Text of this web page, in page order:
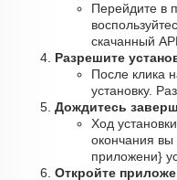
Перейдите в
скачанный
Разрешите
После клика
установку.
Дождитесь
Ход
окончания вы
приложени}
Откройте